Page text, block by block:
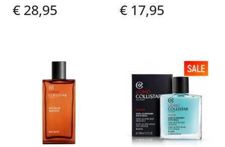
€ 28,95 € 17,95
Voeg
verlanglijst
Voeg
toe
aan
verlanglijst